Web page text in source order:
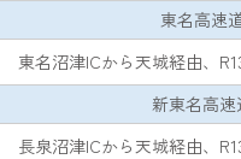
東名高速
東名沼津ICから天城経由、
新東名高
長泉沼津ICから天城経由、